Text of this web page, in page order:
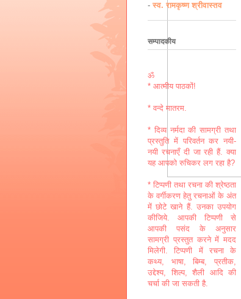
- स्व. रामकृष्ण श्रीवास्तव
सम्पादकीय
ॐ
* आत्मीय पाठकों!
* वन्दे मातरम.
* दिव्य नर्मदा की सामग्री तथा
प्रस्तुति में परिवर्तन कर नयी-
नयी रचनाएँ दी जा रही हैं. क्या
यह आपको रुचिकर लग रहा है?
* टिप्पणी तथा रचना की श्रेष्ठता
के वर्गीकरण हेतु रचनाओं के अंत
में छोटे खाने हैं. उनका उपयोग
कीजिये. आपकी टिप्पणी से
आपकी पसंद के अनुसार
सामग्री प्रस्तुत करने में मदद
मिलेगी. टिप्पणी में रचना के
कथ्य, भाषा, बिम्ब, प्रतीक,
उद्देश्य, शिल्प, शैली आदि की
चर्चा की जा सकती है.